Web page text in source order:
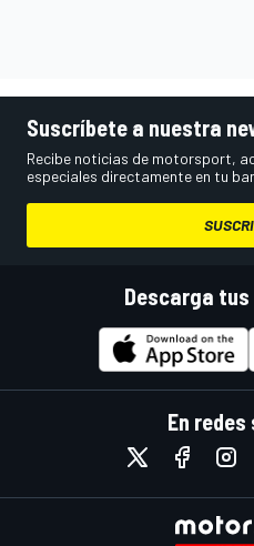
Suscríbete a nuestra
Recibe noticias de motorsport,
especiales directamente en tu
Descarga
En